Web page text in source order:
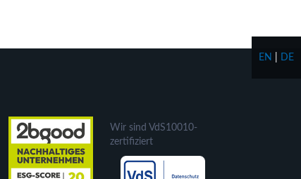
Wir sind VdS10010-
zertifiziert
EN DE